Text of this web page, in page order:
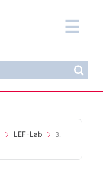
LEF-Lab
3.